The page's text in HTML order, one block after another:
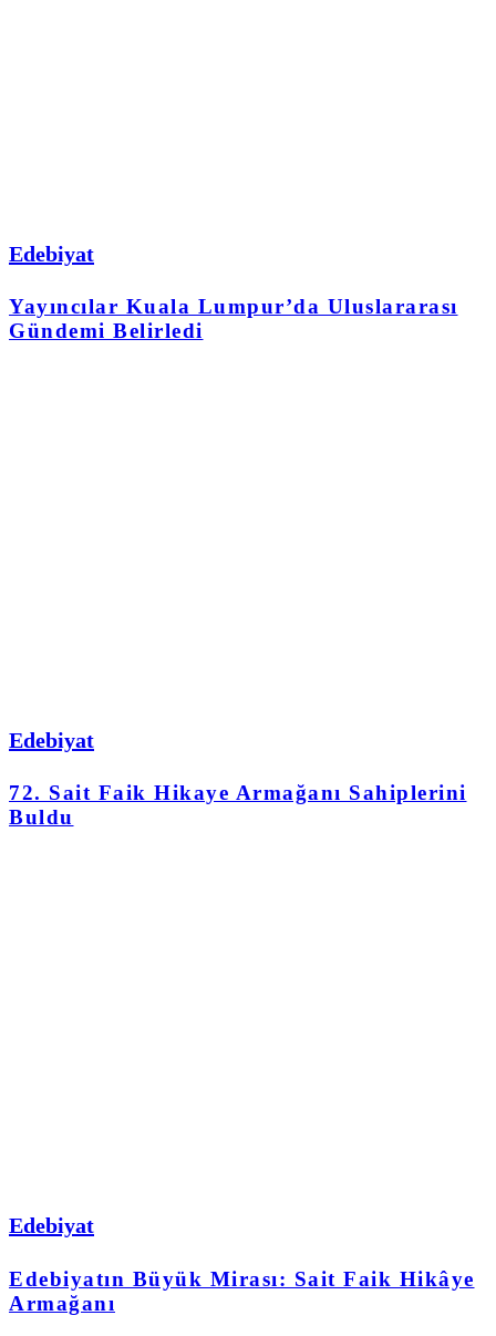
Edebiyat
Yayıncılar Kuala Lumpur’da Uluslararası
Gündemi Belirledi
Edebiyat
72. Sait Faik Hikaye Armağanı Sahiplerini
Buldu
Edebiyat
Edebiyatın Büyük Mirası: Sait Faik Hikâye
Armağanı